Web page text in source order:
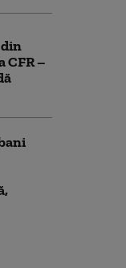
CFR –